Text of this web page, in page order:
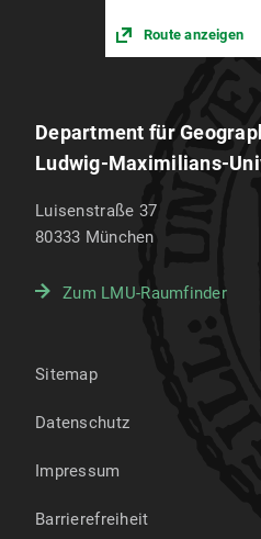
Route anzeigen
Department für
Ludwig-Maximilians-
Luisenstraße 37
80333 München
Zum LMU-Raumfinder
Sitemap
Datenschutz
Impressum
Barrierefreiheit